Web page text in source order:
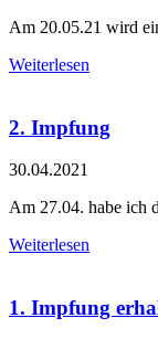
Am 20.05.21 wird
Weiterlesen
2. Impfung
30.04.2021
Am 27.04. habe ich
Weiterlesen
1. Impfung